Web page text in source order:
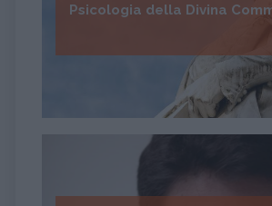
Psicologia della Divina